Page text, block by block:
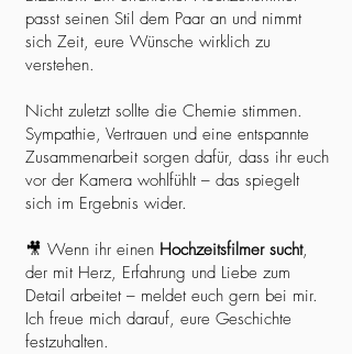
passt seinen Stil dem Paar an und nimmt
sich Zeit, eure Wünsche wirklich zu
verstehen.
Nicht zuletzt sollte die Chemie stimmen.
Sympathie, Vertrauen und eine entspannte
Zusammenarbeit sorgen dafür, dass ihr euch
vor der Kamera wohlfühlt – das spiegelt
sich im Ergebnis wider.
🎥 Wenn ihr einen Hochzeitsfilmer sucht,
der mit Herz, Erfahrung und Liebe zum
Detail arbeitet – meldet euch gern bei mir.
Ich freue mich darauf, eure Geschichte
festzuhalten.